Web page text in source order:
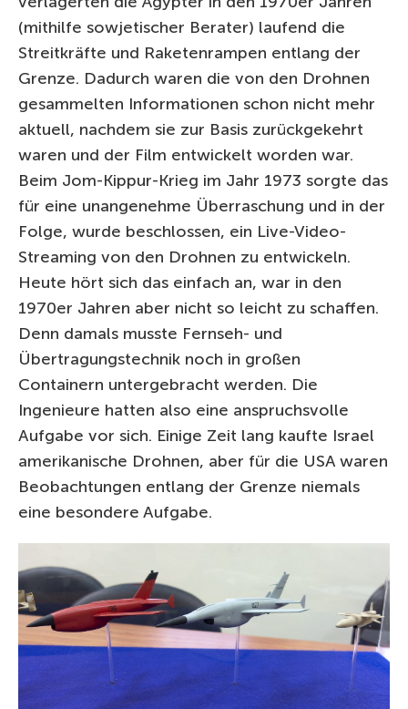
(mithilfe sowjetischer Berater) laufend die
Streitkräfte und Raketenrampen entlang der
Grenze. Dadurch waren die von den Drohnen
gesammelten Informationen schon nicht mehr
aktuell, nachdem sie zur Basis zurückgekehrt
waren und der Film entwickelt worden war.
Beim Jom-Kippur-Krieg im Jahr 1973 sorgte das
für eine unangenehme Überraschung und in der
Folge, wurde beschlossen, ein Live-Video-
Streaming von den Drohnen zu entwickeln.
Heute hört sich das einfach an, war in den
1970er Jahren aber nicht so leicht zu schaffen.
Denn damals musste Fernseh- und
Übertragungstechnik noch in großen
Containern untergebracht werden. Die
Ingenieure hatten also eine anspruchsvolle
Aufgabe vor sich. Einige Zeit lang kaufte Israel
amerikanische Drohnen, aber für die USA waren
Beobachtungen entlang der Grenze niemals
eine besondere Aufgabe.